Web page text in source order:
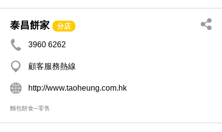
泰昌餅家 分店
3960 6262
顧客服務熱線
http://www.taoheung.com.hk
麵包餅食─零售